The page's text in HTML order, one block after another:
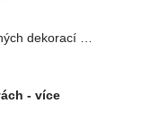
dekorací …
- více